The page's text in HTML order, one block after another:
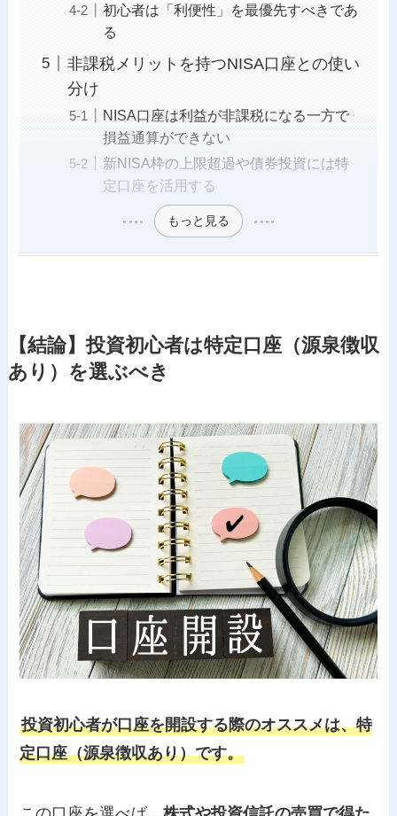
初心者は「利便性」を最優先すべきであ
る
非課税メリットを持つNISA口座との使い
分け
NISA口座は利益が非課税になる一方で
損益通算ができない
新NISA枠の上限超過や債券投資には特
定口座を活用する
もっと見る
【結論】投資初心者は特定口座（源泉徴収
あり）を選ぶべき
投資初心者が口座を開設する際のオススメは、特
定口座（源泉徴収あり）です。